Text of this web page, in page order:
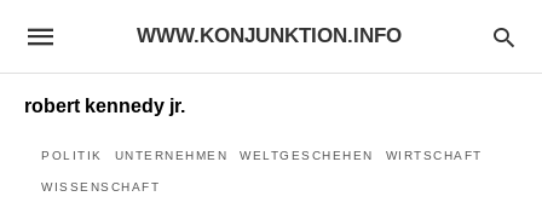
WWW.KONJUNKTION.INFO
robert kennedy jr.
POLITIK UNTERNEHMEN WELTGESCHEHEN WIRTSCHAFT
WISSENSCHAFT